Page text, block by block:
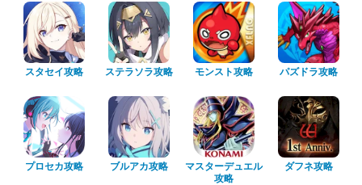
スタセイ攻略 ステラソラ攻略 モンスト攻略 パズドラ攻略
プロセカ攻略 ブルアカ攻略
マスターデュエル
攻略
ダフネ攻略